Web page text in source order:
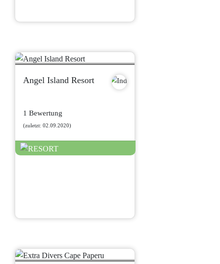
Angel Island Resort
1 Bewertung
(zuletzt: 02.09.2020)